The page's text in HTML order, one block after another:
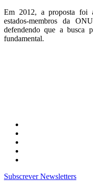
Em 2012, a proposta foi
estados-membros da
defendendo que a busca
fundamental.
Subscrever Newsletters